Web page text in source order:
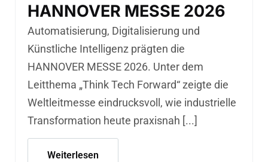
HANNOVER MESSE 2026
Automatisierung, Digitalisierung und
Künstliche Intelligenz prägten die
HANNOVER MESSE 2026. Unter dem
Leitthema „Think Tech Forward“ zeigte die
Weltleitmesse eindrucksvoll, wie industrielle
Transformation heute praxisnah [...]
Weiterlesen